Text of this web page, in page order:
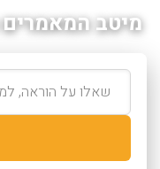
מיטב המאמרים